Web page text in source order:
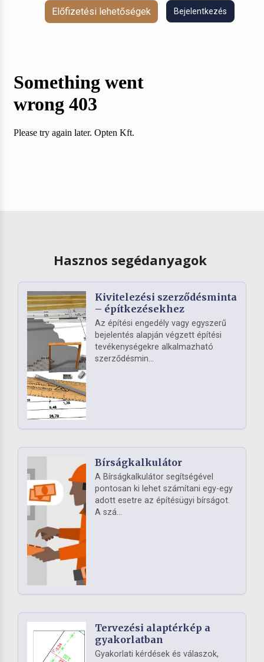
Előfizetési lehetőségek Bejelentkezés
Hasznos segédanyagok
Kivitelezési szerződésminta
– építkezésekhez
Az építési engedély vagy egyszerű
bejelentés alapján végzett építési
tevékenységekre alkalmazható
szerződésmin...
Bírságkalkulátor
A Bírságkalkulátor segítségével
pontosan ki lehet számítani egy-egy
adott esetre az építésügyi bírságot.
A szá...
Tervezési alaptérkép a
gyakorlatban
Gyakorlati kérdések és válaszok,